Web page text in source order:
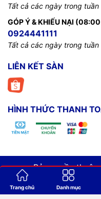
Tất cả các ngày trong tuần
GÓP Ý & KHIẾU NẠI
0924441111
Tất cả các ngày trong tuần
LIÊN KẾT SÀN
HÌNH THỨC THANH
Bản quyền
Trang chủ Danh mục